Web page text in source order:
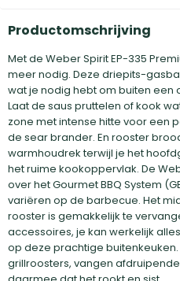
Productomschrijving
Met de Weber Spirit EP-335
meer nodig. Deze driepits-
wat je nodig hebt om buiten een
Laat de saus pruttelen of kook
zone met intense hitte voor een
de sear brander. En rooster
warmhoudrek terwijl je het
het ruime kookoppervlak. De
over het Gourmet BBQ System
variëren op de barbecue. Het
rooster is gemakkelijk te
accessoires, je kan werkelijk
op deze prachtige buitenkeuken.
grillroosters, vangen